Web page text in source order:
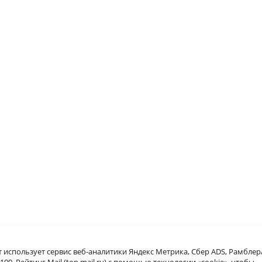
использует сервис веб-аналитики Яндекс Метрика, Сбер ADS,